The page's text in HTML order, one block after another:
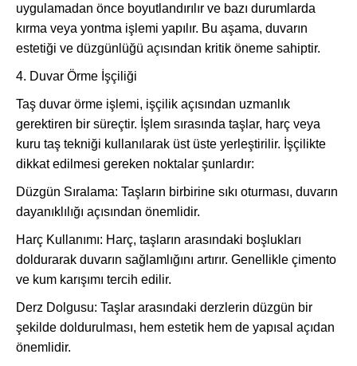
uygulamadan önce boyutlandırılır ve bazı durumlarda
kırma veya yontma işlemi yapılır. Bu aşama, duvarın
estetiği ve düzgünlüğü açısından kritik öneme sahiptir.
4. Duvar Örme İşçiliği
Taş duvar örme işlemi, işçilik açısından uzmanlık
gerektiren bir süreçtir. İşlem sırasında taşlar, harç veya
kuru taş tekniği kullanılarak üst üste yerleştirilir. İşçilikte
dikkat edilmesi gereken noktalar şunlardır:
Düzgün Sıralama: Taşların birbirine sıkı oturması, duvarın
dayanıklılığı açısından önemlidir.
Harç Kullanımı: Harç, taşların arasındaki boşlukları
doldurarak duvarın sağlamlığını artırır. Genellikle çimento
ve kum karışımı tercih edilir.
Derz Dolgusu: Taşlar arasındaki derzlerin düzgün bir
şekilde doldurulması, hem estetik hem de yapısal açıdan
önemlidir.